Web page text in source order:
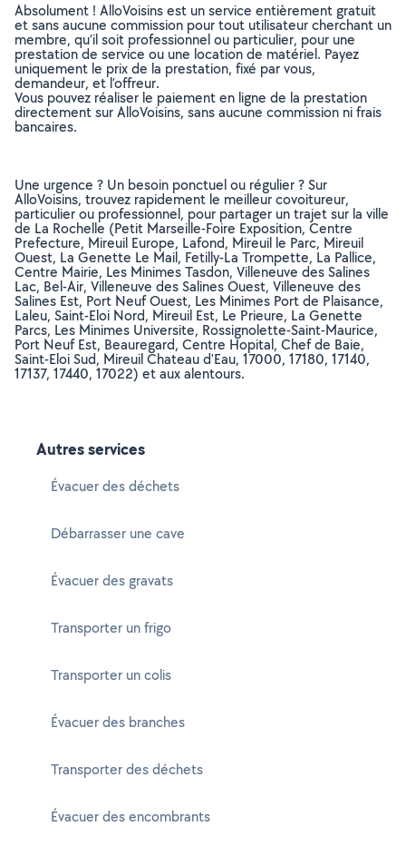
Absolument ! AlloVoisins est un service entièrement gratuit
et sans aucune commission pour tout utilisateur cherchant un
membre, qu’il soit professionnel ou particulier, pour une
prestation de service ou une location de matériel. Payez
uniquement le prix de la prestation, fixé par vous,
demandeur, et l’offreur.
Vous pouvez réaliser le paiement en ligne de la prestation
directement sur AlloVoisins, sans aucune commission ni frais
bancaires.
Une urgence ? Un besoin ponctuel ou régulier ? Sur
AlloVoisins, trouvez rapidement le meilleur covoitureur,
particulier ou professionnel, pour partager un trajet sur la ville
de La Rochelle (Petit Marseille-Foire Exposition, Centre
Prefecture, Mireuil Europe, Lafond, Mireuil le Parc, Mireuil
Ouest, La Genette Le Mail, Fetilly-La Trompette, La Pallice,
Centre Mairie, Les Minimes Tasdon, Villeneuve des Salines
Lac, Bel-Air, Villeneuve des Salines Ouest, Villeneuve des
Salines Est, Port Neuf Ouest, Les Minimes Port de Plaisance,
Laleu, Saint-Eloi Nord, Mireuil Est, Le Prieure, La Genette
Parcs, Les Minimes Universite, Rossignolette-Saint-Maurice,
Port Neuf Est, Beauregard, Centre Hopital, Chef de Baie,
Saint-Eloi Sud, Mireuil Chateau d'Eau, 17000, 17180, 17140,
17137, 17440, 17022) et aux alentours.
Autres services
Évacuer des déchets
Débarrasser une cave
Évacuer des gravats
Transporter un frigo
Transporter un colis
Évacuer des branches
Transporter des déchets
Évacuer des encombrants